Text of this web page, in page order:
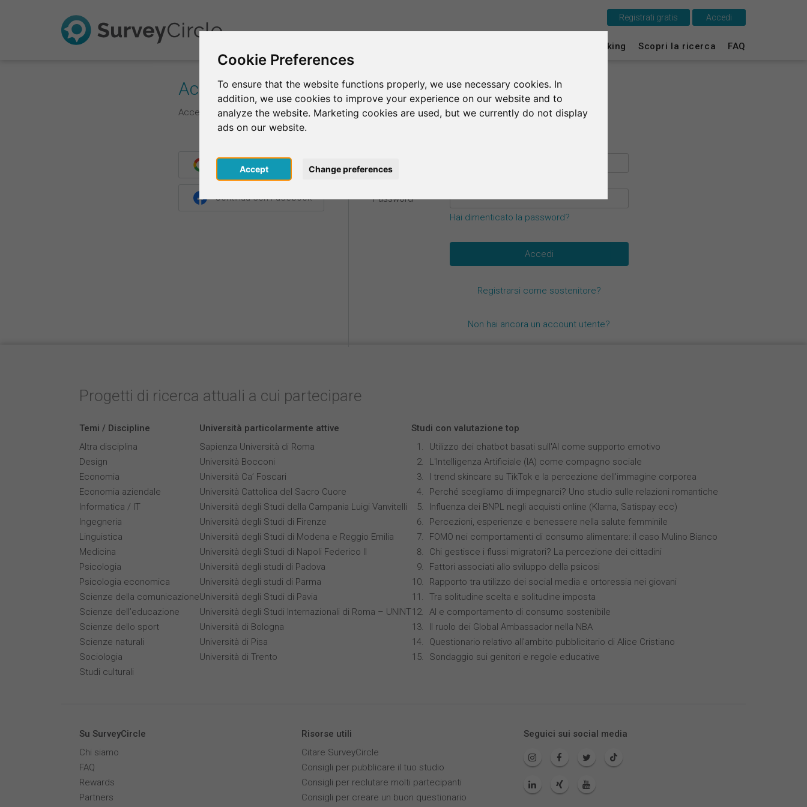
Cookie Preferences
To ensure that the website functions properly, we use necessary cookies. In
addition, we use cookies to improve your experience on our website and to
analyze the website. Marketing cookies are used, but we currently do not display
ads on our website.
Accept Change preferences
Survey Ranking Scopri la ricerca FAQ
Registrati gratis Accedi
Accedi
Accedi qui con le tue credenziali.
Continua con Google
Continua con Facebook Password*
Hai dimenticato la password?
Registrarsi come sostenitore?
Non hai ancora un account utente?
Progetti di ricerca attuali a cui partecipare
Temi / Discipline
Altra disciplina
Design
Economia
Economia aziendale
Informatica / IT
Ingegneria
Linguistica
Medicina
Psicologia
Psicologia economica
Scienze della comunicazione
Scienze dell’educazione
Scienze dello sport
Scienze naturali
Sociologia
Studi culturali
Università particolarmente attive
Sapienza Università di Roma
Università Bocconi
Università Ca’ Foscari
Università Cattolica del Sacro Cuore
Università degli Studi della Campania Luigi Vanvitelli
Università degli Studi di Firenze
Università degli Studi di Modena e Reggio Emilia
Università degli Studi di Napoli Federico II
Università degli studi di Padova
Università degli studi di Parma
Università degli Studi di Pavia
Università degli Studi Internazionali di Roma – UNINT
Università di Bologna
Università di Pisa
Università di Trento
Studi con valutazione top
Utilizzo dei chatbot basati sull'AI come supporto emotivo
L'Intelligenza Artificiale (IA) come compagno sociale
I trend skincare su TikTok e la percezione dell'immagine corporea
Perché scegliamo di impegnarci? Uno studio sulle relazioni romantiche
Influenza dei BNPL negli acquisti online (Klarna, Satispay ecc)
Percezioni, esperienze e benessere nella salute femminile
FOMO nei comportamenti di consumo alimentare: il caso Mulino Bianco
Chi gestisce i flussi migratori? La percezione dei cittadini
Fattori associati allo sviluppo della psicosi
Rapporto tra utilizzo dei social media e ortoressia nei giovani
Tra solitudine scelta e solitudine imposta
AI e comportamento di consumo sostenibile
Il ruolo dei Global Ambassador nella NBA
Questionario relativo all'ambito pubblicitario di Alice Cristiano
Sondaggio sui genitori e regole educative
Su SurveyCircle
Chi siamo
FAQ
Rewards
Partners
Risorse utili
Citare SurveyCircle
Consigli per pubblicare il tuo studio
Consigli per reclutare molti partecipanti
Consigli per creare un buon questionario
Seguici sui social media